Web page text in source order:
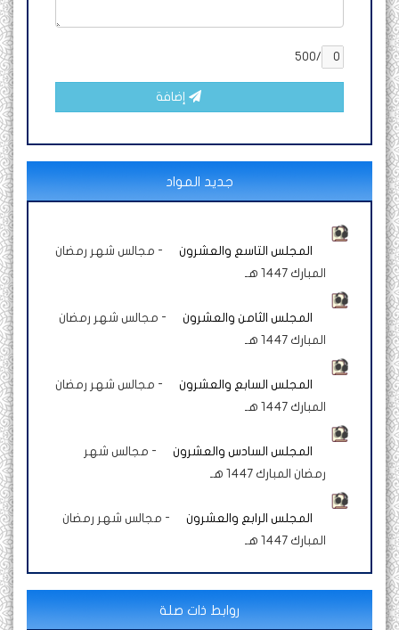
/500
إضافة
جديد المواد
المجلس التاسع والعشرون - مجالس شهر رمضان
المبارك 1447 هـ
المجلس الثامن والعشرون - مجالس شهر رمضان
المبارك 1447 هـ
المجلس السابع والعشرون - مجالس شهر رمضان
المبارك 1447 هـ
المجلس السادس والعشرون - مجالس شهر
رمضان المبارك 1447 هـ
المجلس الرابع والعشرون - مجالس شهر رمضان
المبارك 1447 هـ
روابط ذات صلة